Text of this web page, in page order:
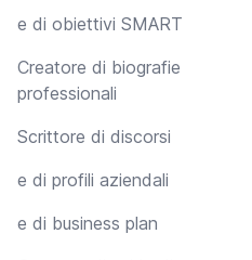
e di obiettivi SMART
Creatore di biografie
professionali
Scrittore di discorsi
e di profili aziendali
e di business plan